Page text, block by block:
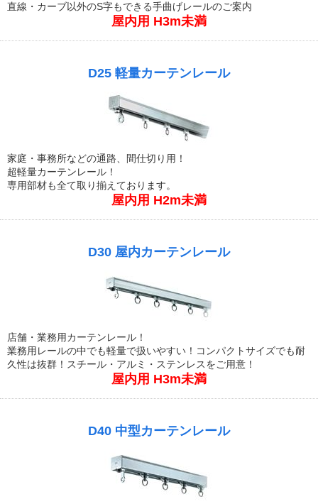
直線・カーブ以外のS字もできる手曲げレールのご案内
屋内用 H3m未満
D25 軽量カーテンレール
家庭・事務所などの通路、間仕切り用！
超軽量カーテンレール！
専用部材も全て取り揃えております。
屋内用 H2m未満
D30 屋内カーテンレール
店舗・業務用カーテンレール！
業務用レールの中でも軽量で扱いやすい！コンパクトサイズでも耐
久性は抜群！スチール・アルミ・ステンレスをご用意！
屋内用 H3m未満
D40 中型カーテンレール